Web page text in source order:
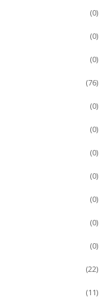
(0)
(0)
(0)
(76)
(0)
(0)
(0)
(0)
(0)
(0)
(0)
(22)
(11)